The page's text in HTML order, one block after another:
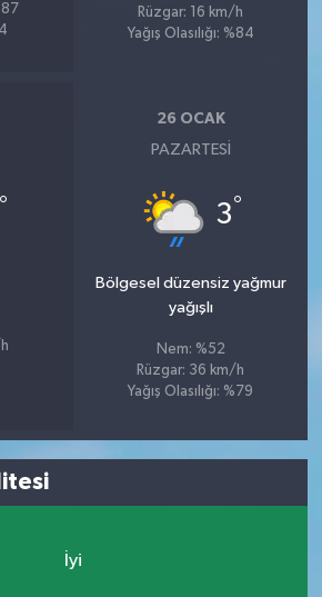
Rüzgar: 16 km/h
Yağış Olasılığı: %84
°
26 OCAK
PAZARTESI
3°
Bölgesel düzensiz yağmur
yağışlı
Nem: %52
Rüzgar: 36 km/h
Yağış Olasılığı: %79
İyi